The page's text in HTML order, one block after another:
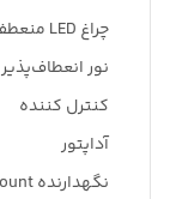
چراغ LED منعطف FL150S (60*60 سانتی)
نور انعطاف‌پذیر
کنترل کننده
آداپتور
نگهدارنده X-Mount تاشو